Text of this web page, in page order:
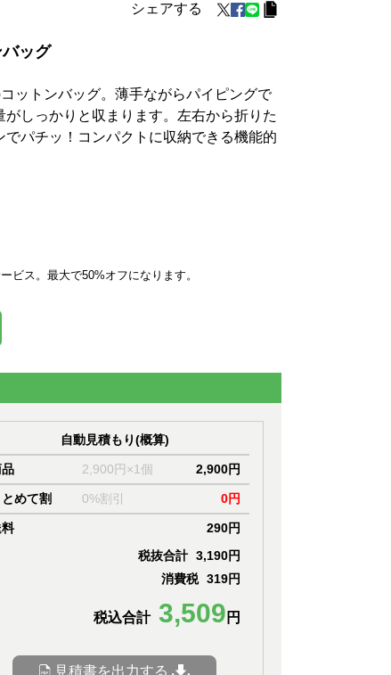
シェアする
ッグ
ットンバッグ。薄手ながらパイピングで
しっかりと収まります。左右から折りた
パチッ！コンパクトに収納できる機能的
ビス。最大で50%オフになります。
自動見積もり(概算)
2,900円×1個 2,900円
とめて割 0%割引 0円
290円
税抜合計 3,190円
消費税 319円
税込合計 3,509 円
見積書を出力する